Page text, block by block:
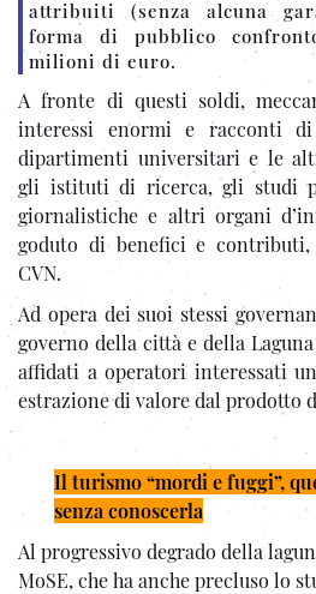
attribuiti (senza alcuna
forma di pubblico
milioni di euro.
A fronte di questi soldi,
interessi enormi e racconti
dipartimenti universitari e le
gli istituti di ricerca, gli studi
giornalistiche e altri organi
goduto di benefici e
CVN.
Ad opera dei suoi stessi
governo della città e della
affidati a operatori interessati
estrazione di valore dal prodotto
Il turismo “mordi e fuggi”,
senza conoscerla
Al progressivo degrado della
MoSE, che ha anche precluso lo